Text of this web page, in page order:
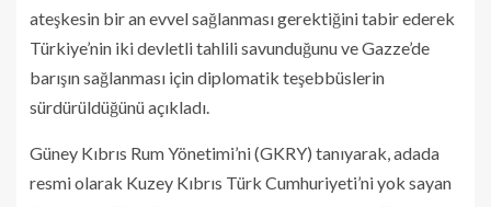
ateşkesin bir an evvel sağlanması gerektiğini tabir ederek
Türkiye’nin iki devletli tahlili savunduğunu ve Gazze’de
barışın sağlanması için diplomatik teşebbüslerin
sürdürüldüğünü açıkladı.
Güney Kıbrıs Rum Yönetimi’ni (GKRY) tanıyarak, adada
resmi olarak Kuzey Kıbrıs Türk Cumhuriyeti’ni yok sayan